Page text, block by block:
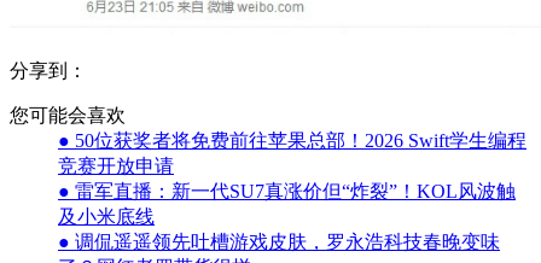
分享到：
您可能会喜欢
● 50位获奖者将免费前往苹果总部！2026 Swift学生编程
竞赛开放申请
● 雷军直播：新一代SU7真涨价但“炸裂”！KOL风波触
及小米底线
● 调侃遥遥领先吐槽游戏皮肤，罗永浩科技春晚变味